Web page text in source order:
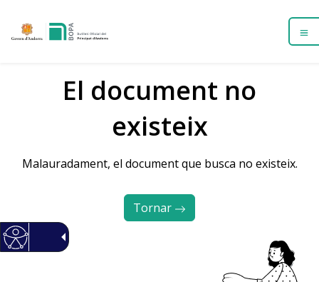
El document no
existeix
Malauradament, el document que busca no existeix.